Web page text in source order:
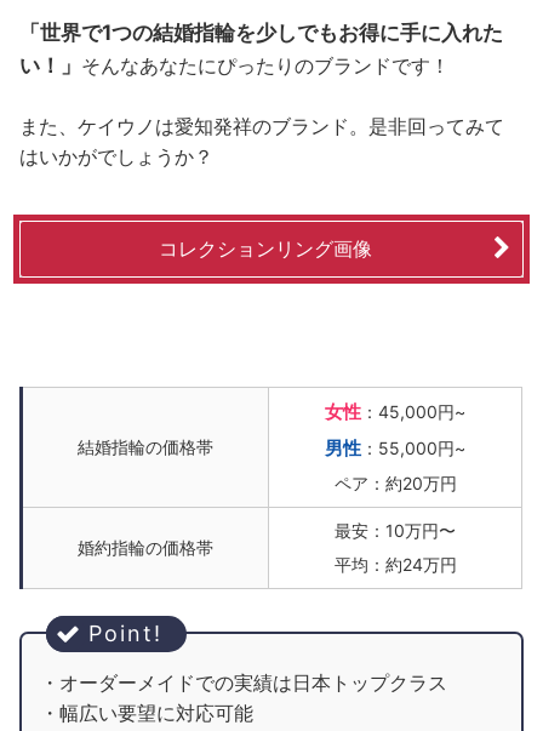
「世界で1つの結婚指輪を少しでもお得に手に入れた
い！」 そんなあなたにぴったりのブランドです！
また、ケイウノは愛知発祥のブランド。是非回ってみて
はいかがでしょうか？
コレクションリング画像
結婚指輪の価格帯
女性 ：45,000円~
男性 ：55,000円~
ペア：約20万円
婚約指輪の価格帯
最安：10万円〜
平均：約24万円
・オーダーメイドでの実績は日本トップクラス
・幅広い要望に対応可能